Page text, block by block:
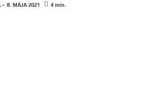
- 8. MÁJA 2021 4 min.